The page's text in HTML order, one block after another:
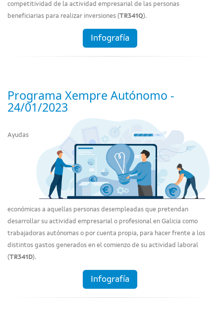
competitividad de la actividad empresarial de las personas
beneficiarias para realizar inversiones (TR341Q).
Infografía
Programa Xempre Autónomo -
24/01/2023
Ayudas
económicas a aquellas personas desempleadas que pretendan
desarrollar su actividad empresarial o profesional en Galicia como
trabajadoras autónomas o por cuenta propia, para hacer frente a los
distintos gastos generados en el comienzo de su actividad laboral
(TR341D).
Infografía